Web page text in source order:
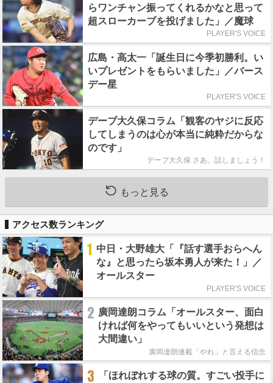
らワンチャン振ってくれるかなと思って
超スローカーブを投げました」／魔球
PLAYER'S VOICE
広島・高太一「誕生日に今季初勝利。い
いプレゼントをもらいました」／バース
デー星
PLAYER'S VOICE
デーブ大久保コラム「観客のヤジに反応
してしまうのは心が本当に純粋だからな
のです」
デーブ大久保 さあ、話しましょう！
もっと見る
アクセス数ランキング
1 中日・大野雄大「『話す選手おらへん
な』と思ったら坂本勇人が来た！」／
オールスター
PLAYER'S VOICE
2 廣岡達朗コラム「オールスター、面白
ければ何をやってもいいという発想は
大間違い」
廣岡達朗連載「やれ」と言える信念
3
「ほれぼれする球の質。すごい投手に